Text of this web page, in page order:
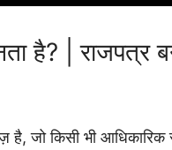
है? | राजपत्र
है, जो किसी भी आधिकारिक